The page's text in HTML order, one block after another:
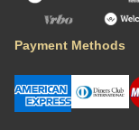
Payment Methods